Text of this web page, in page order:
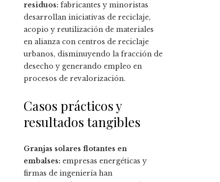
residuos: fabricantes y minoristas
desarrollan iniciativas de reciclaje,
acopio y reutilización de materiales
en alianza con centros de reciclaje
urbanos, disminuyendo la fracción de
desecho y generando empleo en
procesos de revalorización.
Casos prácticos y
resultados tangibles
Granjas solares flotantes en
embalses: empresas energéticas y
firmas de ingeniería han